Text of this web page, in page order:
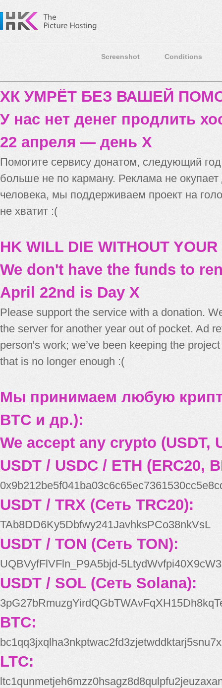
Screenshot Conditions
ХК УМРЁТ БЕЗ ВАШЕЙ
У нас нет денег продлить
22 апреля — день X
Помогите сервису донатом, следующий
больше не по карману. Реклама не
человека, мы поддерживаем проект на
не хватит :(
HK WILL DIE WITHOUT
We don't have the funds to
April 22nd is Day X
Please support the service with a donation.
the server for another year out of pocket. Ad
person's work; we’ve been keeping the
that is no longer enough :(
Мы принимаем любую
BTC и др.):
We accept any crypto (USDT,
USDT / USDC / ETH (ERC20,
USDT / TRX (Сеть TRC20):
TAb8DD6Ky5Dbfwy241JavhksPCo38nkVsL
USDT / TON (Сеть TON):
UQBVyfFlVFln_P9A5bjd-
USDT / SOL (Сеть Solana):
BTC:
bc1qq3jxqlha3nkptwac2fd3zjetwddktarj5snu7x
LTC: